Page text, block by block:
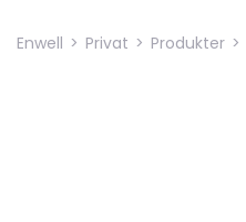
Enwell > Privat > Produkter >